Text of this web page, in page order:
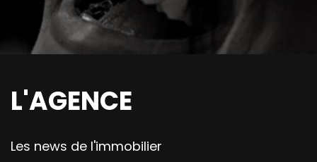
L'AGENCE
Les news de l'immobilier